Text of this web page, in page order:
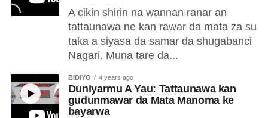
A cikin shirin na wannan ranar an
tattaunawa ne kan rawar da mata za su
taka a siyasa da samar da shugabanci
Nagari. Muna tare da...
BIDIYO 4 years ago
Duniyarmu A Yau: Tattaunawa kan
gudunmawar da Mata Manoma ke
bayarwa